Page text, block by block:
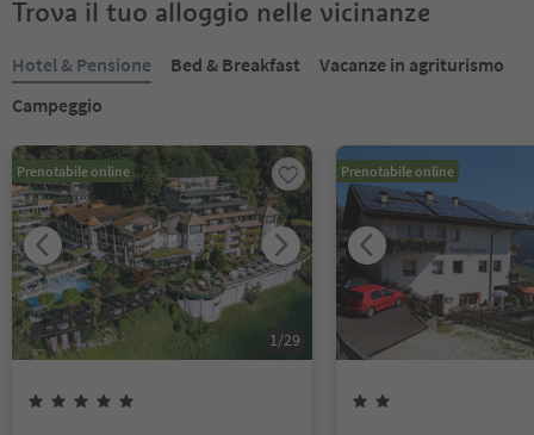
Trova il tuo alloggio nelle vicinanze
Hotel & Pensione Bed & Breakfast
Vacanze in agriturismo
Campeggio
Prenotabile online
1/29
Prenotabile online